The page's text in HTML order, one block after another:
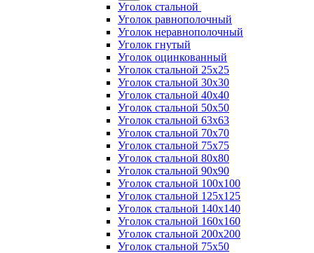
Уголок стальной
Уголок равнополочный
Уголок неравнополочный
Уголок гнутый
Уголок оцинкованный
Уголок стальной 25х25
Уголок стальной 30х30
Уголок стальной 40х40
Уголок стальной 50х50
Уголок стальной 63х63
Уголок стальной 70х70
Уголок стальной 75х75
Уголок стальной 80х80
Уголок стальной 90х90
Уголок стальной 100х100
Уголок стальной 125х125
Уголок стальной 140х140
Уголок стальной 160х160
Уголок стальной 200х200
Уголок стальной 75х50